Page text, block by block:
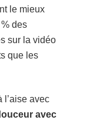
le mieux
des
sur la vidéo
que les
l’aise avec
avec